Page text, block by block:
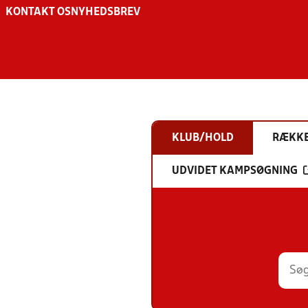
KONTAKT OS NYHEDSBREV
KLUB/HOLD
UDVIDET KAMPSØGNING